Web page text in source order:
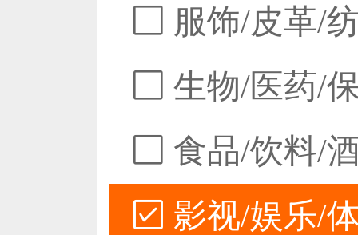
服饰/皮革/
生物/医药/
食品/饮料/
影视/娱乐/